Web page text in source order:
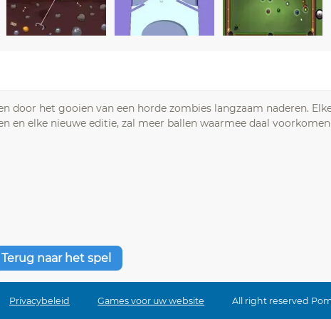
door het gooien van een horde zombies langzaam naderen.
en elke nieuwe editie, zal meer ballen waarmee daal
Terug naar het spel
Privacybeleid Games voor uw website All right reserved